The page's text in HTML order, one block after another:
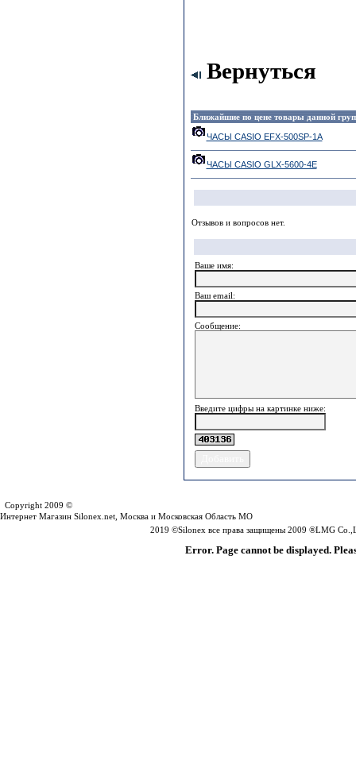
Вернуться
Ближайшие по цене товары данной
ЧАСЫ CASIO EFX-500SP-1A
ЧАСЫ CASIO GLX-5600-4E
Отзывов и вопросов нет.
Ваше имя:
Ваш еmail:
Сообщение:
Введите цифры на картинке ниже:
Copyright 2009 ©
Интернет Магазин Silonex.net, Москва и Московская Область МО
2019 ©Silonex все права защищены 2009 ®LMG
Error. Page cannot be displayed.